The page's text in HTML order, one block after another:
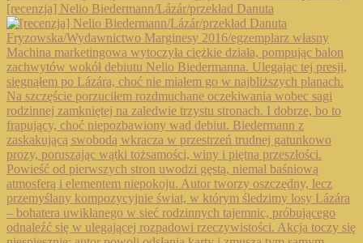
[recenzja] Nelio Biedermann/Lázár/przekład Danuta